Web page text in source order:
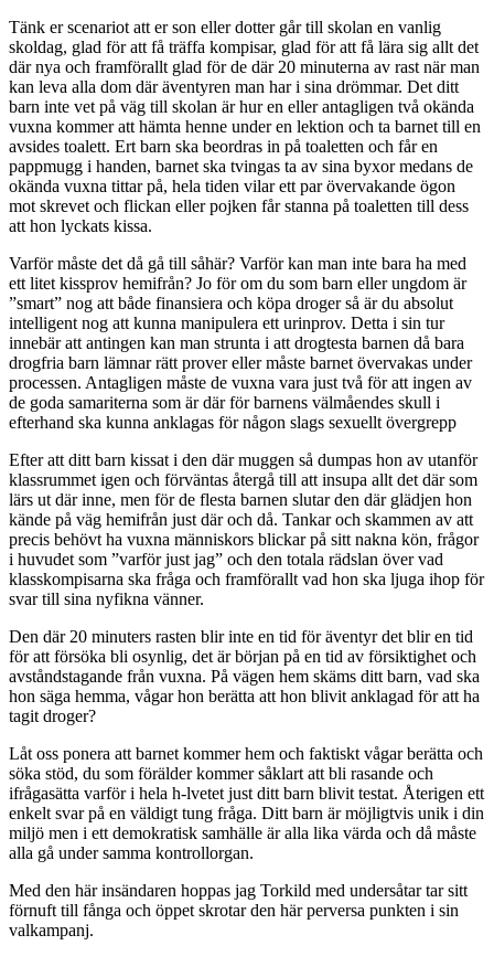
Tänk er scenariot att er son eller dotter går till skolan en vanlig
skoldag, glad för att få träffa kompisar, glad för att få lära sig allt det
där nya och framförallt glad för de där 20 minuterna av rast när man
kan leva alla dom där äventyren man har i sina drömmar. Det ditt
barn inte vet på väg till skolan är hur en eller antagligen två okända
vuxna kommer att hämta henne under en lektion och ta barnet till en
avsides toalett. Ert barn ska beordras in på toaletten och får en
pappmugg i handen, barnet ska tvingas ta av sina byxor medans de
okända vuxna tittar på, hela tiden vilar ett par övervakande ögon
mot skrevet och flickan eller pojken får stanna på toaletten till dess
att hon lyckats kissa.
Varför måste det då gå till såhär? Varför kan man inte bara ha med
ett litet kissprov hemifrån? Jo för om du som barn eller ungdom är
”smart” nog att både finansiera och köpa droger så är du absolut
intelligent nog att kunna manipulera ett urinprov. Detta i sin tur
innebär att antingen kan man strunta i att drogtesta barnen då bara
drogfria barn lämnar rätt prover eller måste barnet övervakas under
processen. Antagligen måste de vuxna vara just två för att ingen av
de goda samariterna som är där för barnens välmåendes skull i
efterhand ska kunna anklagas för någon slags sexuellt övergrepp
Efter att ditt barn kissat i den där muggen så dumpas hon av utanför
klassrummet igen och förväntas återgå till att insupa allt det där som
lärs ut där inne, men för de flesta barnen slutar den där glädjen hon
kände på väg hemifrån just där och då. Tankar och skammen av att
precis behövt ha vuxna människors blickar på sitt nakna kön, frågor
i huvudet som ”varför just jag” och den totala rädslan över vad
klasskompisarna ska fråga och framförallt vad hon ska ljuga ihop för
svar till sina nyfikna vänner.
Den där 20 minuters rasten blir inte en tid för äventyr det blir en tid
för att försöka bli osynlig, det är början på en tid av försiktighet och
avståndstagande från vuxna. På vägen hem skäms ditt barn, vad ska
hon säga hemma, vågar hon berätta att hon blivit anklagad för att ha
tagit droger?
Låt oss ponera att barnet kommer hem och faktiskt vågar berätta och
söka stöd, du som förälder kommer såklart att bli rasande och
ifrågasätta varför i hela h-lvetet just ditt barn blivit testat. Återigen ett
enkelt svar på en väldigt tung fråga. Ditt barn är möjligtvis unik i din
miljö men i ett demokratisk samhälle är alla lika värda och då måste
alla gå under samma kontrollorgan.
Med den här insändaren hoppas jag Torkild med undersåtar tar sitt
förnuft till fånga och öppet skrotar den här perversa punkten i sin
valkampanj.